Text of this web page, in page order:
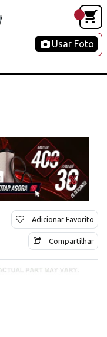
Usar Foto
Adicionar Favorito
Compartilhar